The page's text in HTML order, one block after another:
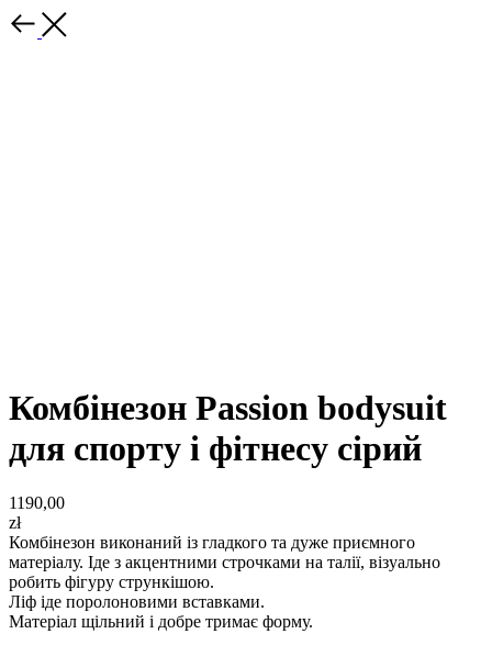
Комбінезон Passion bodysuit
для спорту і фітнесу сірий
1190,00
zł
Комбінезон виконаний із гладкого та дуже приємного
матеріалу. Іде з акцентними строчками на талії, візуально
робить фігуру стрункішою.
Ліф іде поролоновими вставками.
Матеріал щільний і добре тримає форму.